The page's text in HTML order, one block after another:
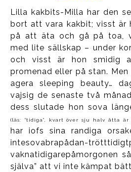
Lilla kakbits-Milla har den
bort att vara kakbit; visst är
på att äta och gå på toa,
med lite sällskap – under
och visst är hon smidig
promenad eller på stan.
agera sleeping beauty…
vajsig de senaste två
dess slutade hon sova
(läs: “tidiga”, kvart över sju halv åtta
har iofs sina randiga
intesovabrapådan-
vaknatidigarepåmorgonen
själva” att vi inte kämpat